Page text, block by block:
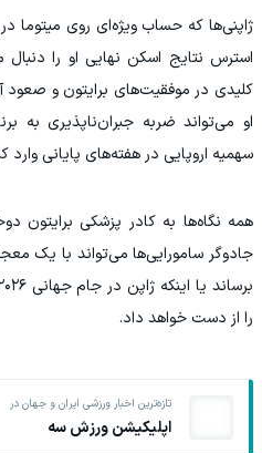
استرس نتایج اسکن نهایی او را
کلیدی در موفقیت‌های برایتون و صعود
او می‌تواند ضربه جبران‌ناپذیری به
سهمیه اروپایی در هفته‌های پایانی وارد
همه نگاه‌ها به کادر پزشکی
جادوگر سامورایی‌ها می‌تواند با یک
را از دست خواهد داد.
تازه‌ترین اخبار ورزشی ایران و جهان در
اپلیکیشن ورزش سه